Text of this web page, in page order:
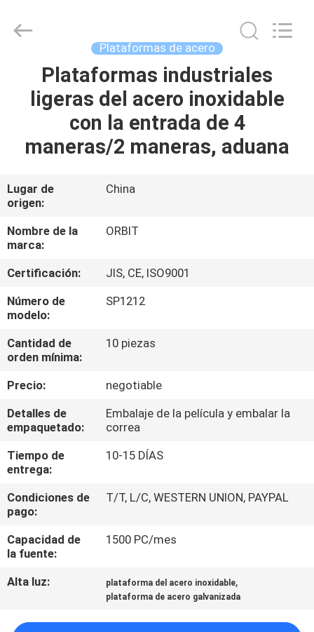
HOGAR
PRODUCTOS
NOSOTROS
VIAJE
DE
LA
FÁBRICA
CONTROL
CALIDAD
ÉNTRENOS
EN
CONTACTO
CON
NOTICIAS
Metal
Products
Plataformas de acero
Plataformas industriales
ligeras del acero inoxidable
con la entrada de 4
maneras/2 maneras, aduana
Lugar de
origen:
China
Nombre de la
marca:
ORBIT
Certificación:
JIS, CE, ISO9001
Número de
modelo:
SP1212
Cantidad de
orden mínima:
10 piezas
Precio:
negotiable
Detalles de
empaquetado:
Embalaje de la película y embalar la
correa
Tiempo de
entrega:
10-15 DÍAS
Condiciones de
pago:
T/T, L/C, WESTERN UNION, PAYPAL
Capacidad de
la fuente:
1500 PC/mes
Alta luz: plataforma del acero inoxidable,
plataforma de acero galvanizada